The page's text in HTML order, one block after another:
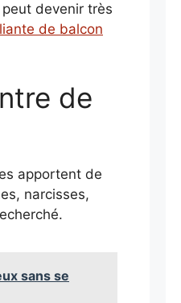
devenir très
de balcon
de
apportent de
narcisses,
sans se